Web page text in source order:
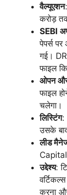
वैल्यूएशन
करोड़
SEBI
पेपर्स
गई।
फाइल
ओपन
फाइल
चलेगा।
लिस्टिंग:
उसके
लीड
उद्देश्य:
करना